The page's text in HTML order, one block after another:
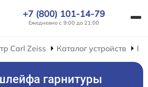
+7 (800) 101-14-79
Ежедневно с 9:00 до 21:00
Carl Zeiss Каталог устройств
гарнитуры